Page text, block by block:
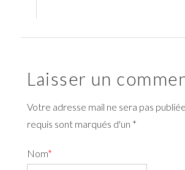
Laisser un
Votre adresse mail ne sera pas
requis sont marqués d'un *
Nom*